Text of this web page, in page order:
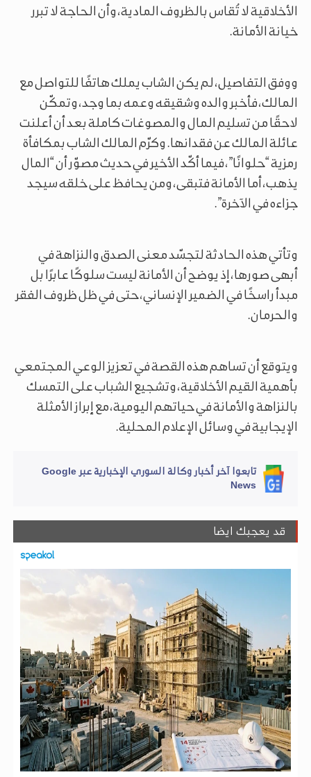
الأخلاقية لا تُقاس بالظروف المادية، وأن الحاجة لا تبرر
خيانة الأمانة.
ووفق التفاصيل، لم يكن الشاب يملك هاتفًا للتواصل مع
المالك، فأخبر والده وشقيقه وعمه بما وجد، وتمكّن
لاحقًا من تسليم المال والمصوغات كاملة بعد أن أعلنت
عائلة المالك عن فقدانها. وكرّم المالك الشاب بمكافأة
رمزية “حلوانًا”، فيما أكّد الأخير في حديث مصوّر أن “المال
يذهب، أما الأمانة فتبقى، ومن يحافظ على خلقه سيجد
جزاءه في الآخرة”.
وتأتي هذه الحادثة لتجسّد معنى الصدق والنزاهة في
أبهى صورها، إذ يوضح أن الأمانة ليست سلوكًا عابرًا بل
مبدأ راسخًا في الضمير الإنساني، حتى في ظل ظروف الفقر
والحرمان.
ويتوقع أن تساهم هذه القصة في تعزيز الوعي المجتمعي
بأهمية القيم الأخلاقية، وتشجيع الشباب على التمسك
بالنزاهة والأمانة في حياتهم اليومية، مع إبراز الأمثلة
الإيجابية في وسائل الإعلام المحلية.
تابعوا آخر أخبار وكالة السوري الإخبارية عبر Google
News
قد يعجبك ايضا